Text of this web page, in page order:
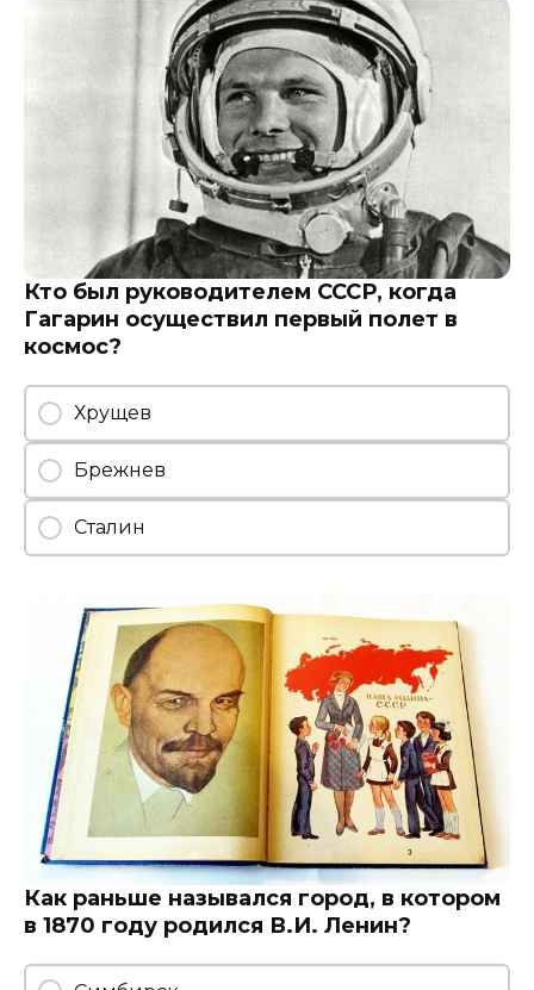
Кто был руководителем СССР, когда
Гагарин осуществил первый полет в
космос?
Хрущев
Брежнев
Сталин
Как раньше назывался город, в котором
в 1870 году родился В.И. Ленин?